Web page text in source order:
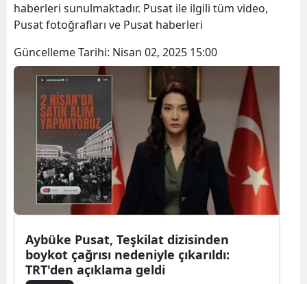
haberleri sunulmaktadır. Pusat ile ilgili tüm video,
Pusat fotoğrafları ve Pusat haberleri
Güncelleme Tarihi: Nisan 02, 2025 15:00
Aybüke Pusat, Teşkilat dizisinden
boykot çağrısı nedeniyle çıkarıldı:
TRT'den açıklama geldi